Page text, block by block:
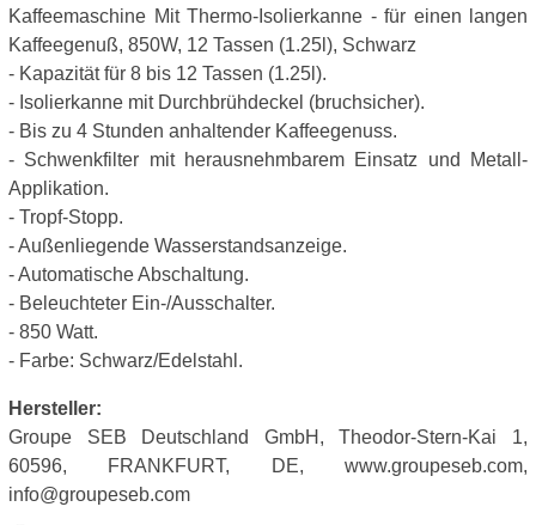
Kaffeemaschine Mit Thermo-Isolierkanne - für einen langen
Kaffeegenuß, 850W, 12 Tassen (1.25l), Schwarz
- Kapazität für 8 bis 12 Tassen (1.25l).
- Isolierkanne mit Durchbrühdeckel (bruchsicher).
- Bis zu 4 Stunden anhaltender Kaffeegenuss.
- Schwenkfilter mit herausnehmbarem Einsatz und Metall-
Applikation.
- Tropf-Stopp.
- Außenliegende Wasserstandsanzeige.
- Automatische Abschaltung.
- Beleuchteter Ein-/Ausschalter.
- 850 Watt.
- Farbe: Schwarz/Edelstahl.
Hersteller:
Groupe SEB Deutschland GmbH, Theodor-Stern-Kai 1,
60596, FRANKFURT, DE, www.groupeseb.com,
info@groupeseb.com